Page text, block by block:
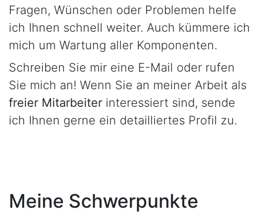
Fragen, Wünschen oder Problemen helfe
ich Ihnen schnell weiter. Auch kümmere ich
mich um Wartung aller Komponenten.
Schreiben Sie mir eine E-Mail oder rufen
Sie mich an! Wenn Sie an meiner Arbeit als
freier Mitarbeiter interessiert sind, sende
ich Ihnen gerne ein detailliertes Profil zu.
Meine Schwerpunkte